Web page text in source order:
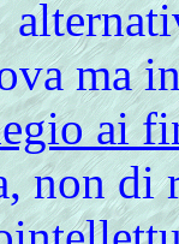
ma
ai
non di